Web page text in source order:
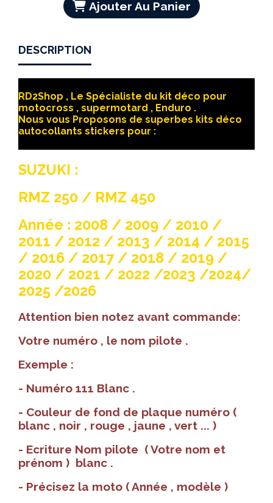
Ajouter Au Panier
DESCRIPTION
RD2Shop , Le Spécialiste du kit déco pour
motocross , supermotard , Enduro .
Nous vous Proposons de superbes kits déco
autocollants stickers pour :
SUZUKI :
RMZ 250 / RMZ 450
Année : 2008 / 2009 / 2010 /
2011 / 2012 / 2013 / 2014 / 2015
/ 2016 / 2017 / 2018 / 2019 /
2020 / 2021 / 2022 /2023 /2024/
2025 /2026
Attention bien notez avant commande:
Votre numéro , le nom pilote .
Exemple :
- Numéro 111 Blanc .
- Couleur de fond de plaque numéro (
blanc , noir , rouge , jaune , vert ... )
- Ecriture Nom pilote ( Votre nom et
prénom ) blanc .
- Précisez la moto ( Année , modèle )